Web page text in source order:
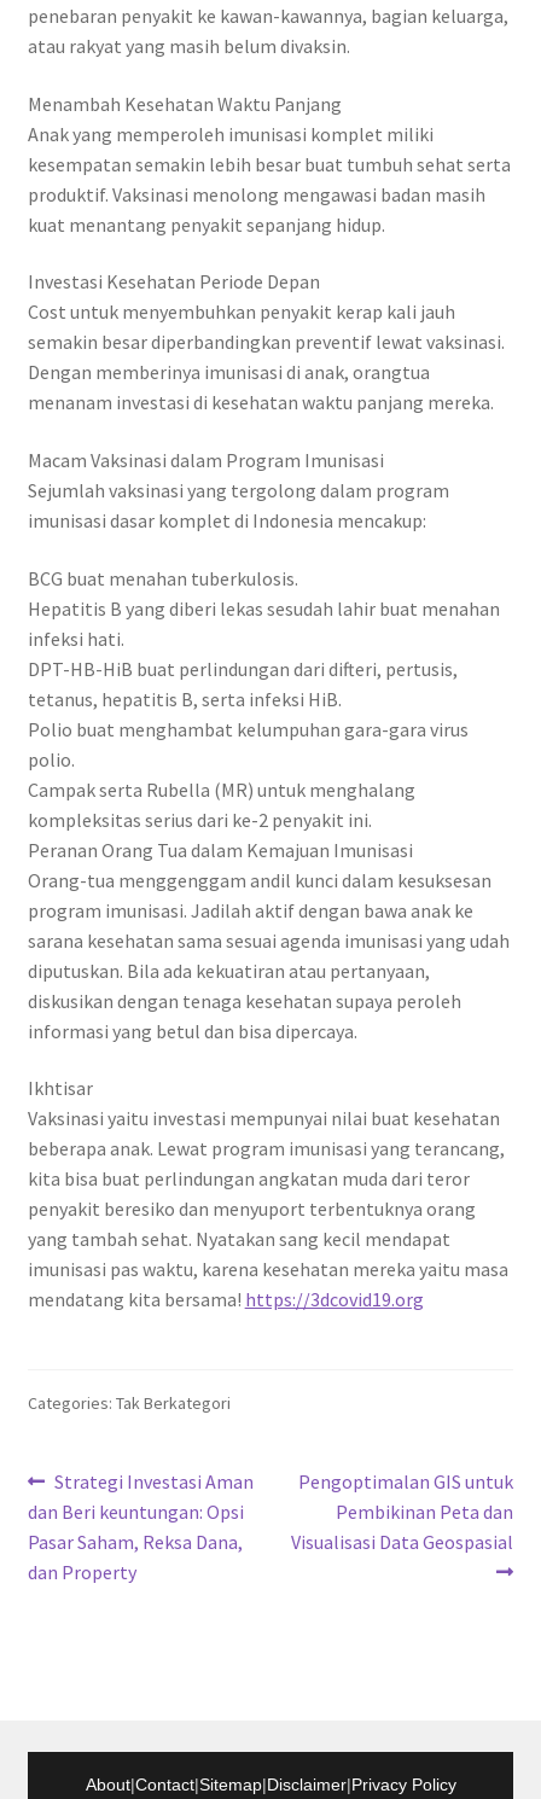
penebaran penyakit ke kawan-kawannya, bagian keluarga,
atau rakyat yang masih belum divaksin.
Menambah Kesehatan Waktu Panjang
Anak yang memperoleh imunisasi komplet miliki
kesempatan semakin lebih besar buat tumbuh sehat serta
produktif. Vaksinasi menolong mengawasi badan masih
kuat menantang penyakit sepanjang hidup.
Investasi Kesehatan Periode Depan
Cost untuk menyembuhkan penyakit kerap kali jauh
semakin besar diperbandingkan preventif lewat vaksinasi.
Dengan memberinya imunisasi di anak, orangtua
menanam investasi di kesehatan waktu panjang mereka.
Macam Vaksinasi dalam Program Imunisasi
Sejumlah vaksinasi yang tergolong dalam program
imunisasi dasar komplet di Indonesia mencakup:
BCG buat menahan tuberkulosis.
Hepatitis B yang diberi lekas sesudah lahir buat menahan
infeksi hati.
DPT-HB-HiB buat perlindungan dari difteri, pertusis,
tetanus, hepatitis B, serta infeksi HiB.
Polio buat menghambat kelumpuhan gara-gara virus
polio.
Campak serta Rubella (MR) untuk menghalang
kompleksitas serius dari ke-2 penyakit ini.
Peranan Orang Tua dalam Kemajuan Imunisasi
Orang-tua menggenggam andil kunci dalam kesuksesan
program imunisasi. Jadilah aktif dengan bawa anak ke
sarana kesehatan sama sesuai agenda imunisasi yang udah
diputuskan. Bila ada kekuatiran atau pertanyaan,
diskusikan dengan tenaga kesehatan supaya peroleh
informasi yang betul dan bisa dipercaya.
Ikhtisar
Vaksinasi yaitu investasi mempunyai nilai buat kesehatan
beberapa anak. Lewat program imunisasi yang terancang,
kita bisa buat perlindungan angkatan muda dari teror
penyakit beresiko dan menyuport terbentuknya orang
yang tambah sehat. Nyatakan sang kecil mendapat
imunisasi pas waktu, karena kesehatan mereka yaitu masa
mendatang kita bersama! https://3dcovid19.org
Categories: Tak Berkategori
Navigasi
pos
Previous
post:
Strategi Investasi Aman
dan Beri keuntungan: Opsi
Pasar Saham, Reksa Dana,
dan Property
Next
post:
Pengoptimalan GIS untuk
Pembikinan Peta dan
Visualisasi Data Geospasial
About|Contact|Sitemap|Disclaimer|Privacy Policy